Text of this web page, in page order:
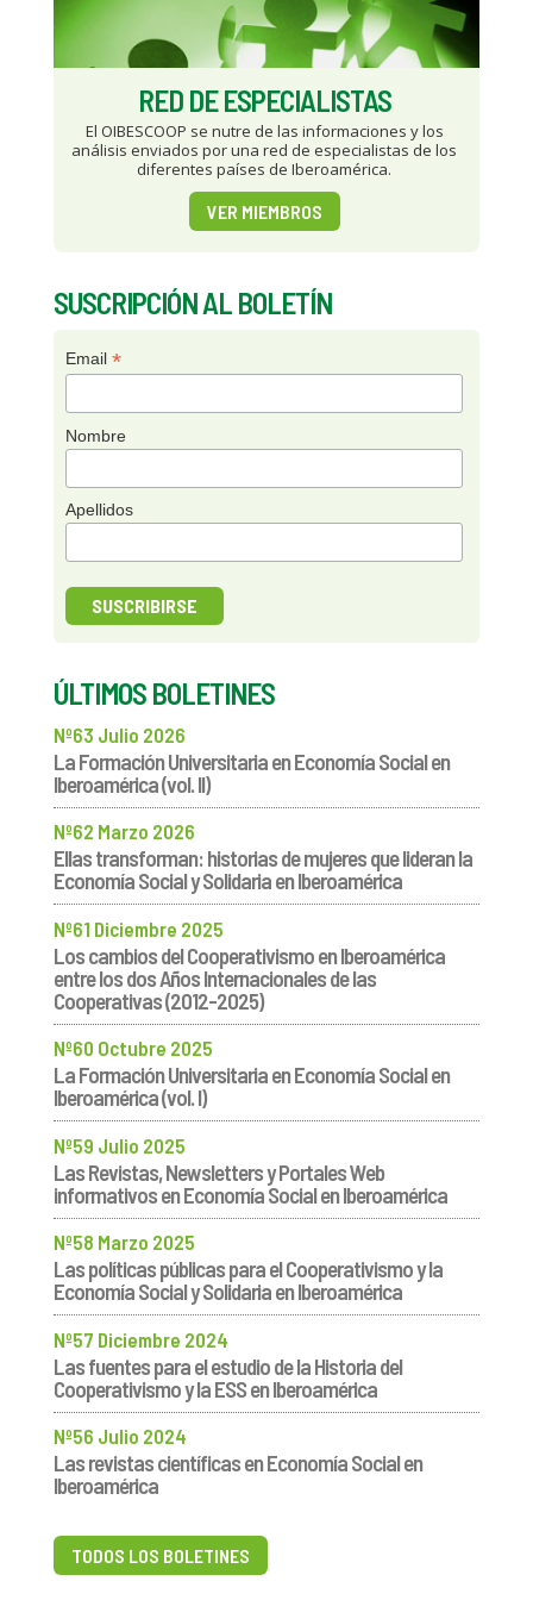
RED DE ESPECIALISTAS
El OIBESCOOP se nutre de las informaciones y los
análisis enviados por una red de especialistas de los
diferentes países de Iberoamérica.
VER MIEMBROS
SUSCRIPCIÓN AL BOLETÍN
Email *
Nombre
Apellidos
ÚLTIMOS BOLETINES
Nº63 Julio 2026
La Formación Universitaria en Economía Social en
Iberoamérica (vol. II)
Nº62 Marzo 2026
Ellas transforman: historias de mujeres que lideran la
Economía Social y Solidaria en Iberoamérica
Nº61 Diciembre 2025
Los cambios del Cooperativismo en Iberoamérica
entre los dos Años Internacionales de las
Cooperativas (2012-2025)
Nº60 Octubre 2025
La Formación Universitaria en Economía Social en
Iberoamérica (vol. I)
Nº59 Julio 2025
Las Revistas, Newsletters y Portales Web
informativos en Economía Social en Iberoamérica
Nº58 Marzo 2025
Las políticas públicas para el Cooperativismo y la
Economía Social y Solidaria en Iberoamérica
Nº57 Diciembre 2024
Las fuentes para el estudio de la Historia del
Cooperativismo y la ESS en Iberoamérica
Nº56 Julio 2024
Las revistas científicas en Economía Social en
Iberoamérica
TODOS LOS BOLETINES